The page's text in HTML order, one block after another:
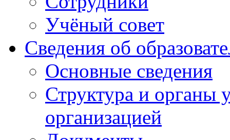
Учёный совет
Сведения об
Основные сведения
Структура и органы
организацией